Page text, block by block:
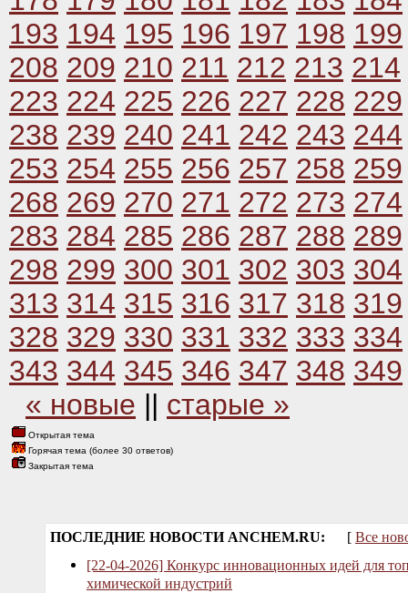
193 194 195 196 197 198 199
208 209 210 211 212 213 214
223 224 225 226 227 228 229
238 239 240 241 242 243 244
253 254 255 256 257 258 259
268 269 270 271 272 273 274
283 284 285 286 287 288 289
298 299 300 301 302 303 304
313 314 315 316 317 318 319
328 329 330 331 332 333 334
343 344 345 346 347 348 349
« новые || старые »
Открытая тема
Горячая тема (более 30 ответов)
Закрытая тема
ПОСЛЕДНИЕ НОВОСТИ ANCHEM.RU: [ Все
[22-04-2026] Конкурс инновационных идей для
химической индустрий